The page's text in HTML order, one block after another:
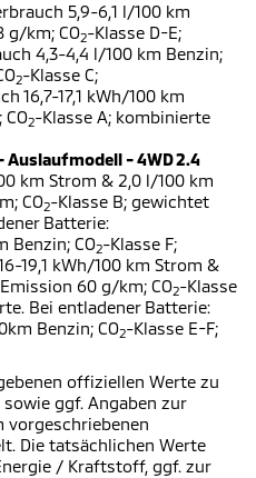
5,9-6,1 l/100 km
g/km; CO2-Klasse D-E;
4,3-4,4 l/100 km Benzin;
2-Klasse C;
16,7-17,1 kWh/100 km
2-Klasse A; kombinierte
Auslaufmodell - 4WD 2.4
km Strom & 2,0 l/100 km
CO2-Klasse B; gewichtet
Batterie:
Benzin; CO2-Klasse F;
19,1 kWh/100 km Strom &
60 g/km; CO2-Klasse
Bei entladener Batterie:
Benzin; CO2-Klasse E-F;
offiziellen Werte zu
ggf. Angaben zur
vorgeschriebenen
Die tatsächlichen Werte
/ Kraftstoff, ggf. zur